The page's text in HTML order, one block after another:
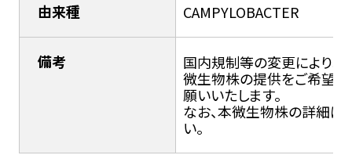
由来種 CAMPYLOBACTER
備考
国内規制等の変更により輸
微生物株の提供をご希望の
願いいたします。
なお、本微生物株の詳細に
い。